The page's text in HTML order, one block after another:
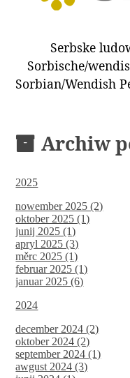
ZAPÓSŁANCY
WUBĚRKI
Serbske
Sorbische/
Sorbian/Wendish
Archiw
2025
nowember 2025 (2)
oktober 2025 (1)
junij 2025 (1)
apryl 2025 (3)
měrc 2025 (1)
februar 2025 (1)
januar 2025 (6)
2024
december 2024 (2)
oktober 2024 (2)
september 2024 (1)
awgust 2024 (3)